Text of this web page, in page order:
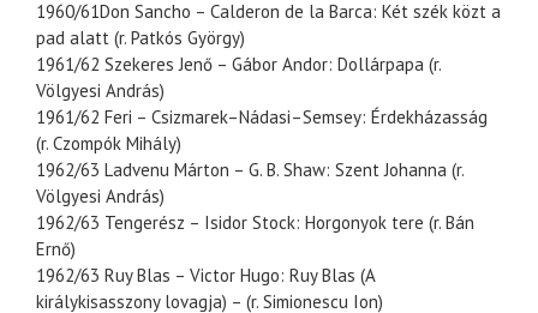
1960/61Don Sancho – Calderon de la Barca: Két szék közt a
pad alatt (r. Patkós György)
1961/62 Szekeres Jenő – Gábor Andor: Dollárpapa (r.
Völgyesi András)
1961/62 Feri – Csizmarek–Nádasi–Semsey: Érdekházasság
(r. Czompók Mihály)
1962/63 Ladvenu Márton – G. B. Shaw: Szent Johanna (r.
Völgyesi András)
1962/63 Tengerész – Isidor Stock: Horgonyok tere (r. Bán
Ernő)
1962/63 Ruy Blas – Victor Hugo: Ruy Blas (A
királykisasszony lovagja) – (r. Simionescu Ion)